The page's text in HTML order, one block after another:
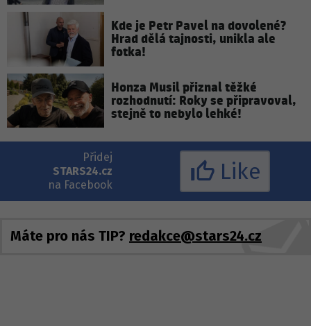
Kde je Petr Pavel na dovolené?
Hrad dělá tajnosti, unikla ale
fotka!
Honza Musil přiznal těžké
rozhodnutí: Roky se připravoval,
stejně to nebylo lehké!
Přidej
STARS24.cz
na Facebook
Like
Máte pro nás TIP? redakce@stars24.cz